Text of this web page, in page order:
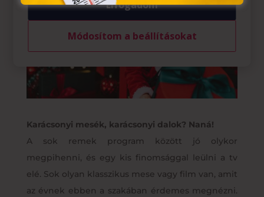
Karácsonyi mesék, karácsonyi dalok? Naná!
A sok remek program között jó olykor
megpihenni, és egy kis finomsággal leülni a tv
elé. Sok olyan klasszikus mese vagy film van, amit
az évnek ebben a szakában érdemes megnézni.
Elfogadom
Módosítom a beállításokat